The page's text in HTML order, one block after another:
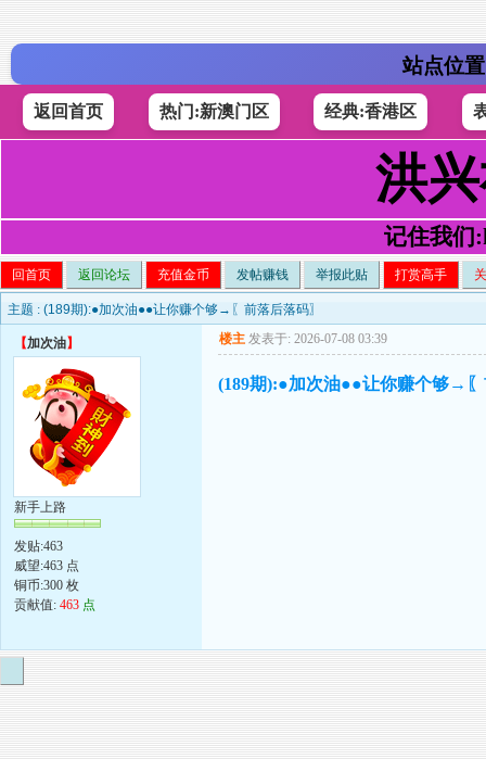
站点位
返回首页 热门:新澳门区 经典:香港区
洪
记住我们
回首页 返回论坛 充值金币 发帖赚钱 举报此贴 打赏高手
主题 : (189期):●加次油●●让你赚个够→〖前落后落码〗
【加次油】
新手上路
发贴:463
威望:463 点
铜币:300 枚
贡献值: 463 点
楼主 发表于: 2026-07-08 03:39
(189期):●加次油●●让你赚个够→